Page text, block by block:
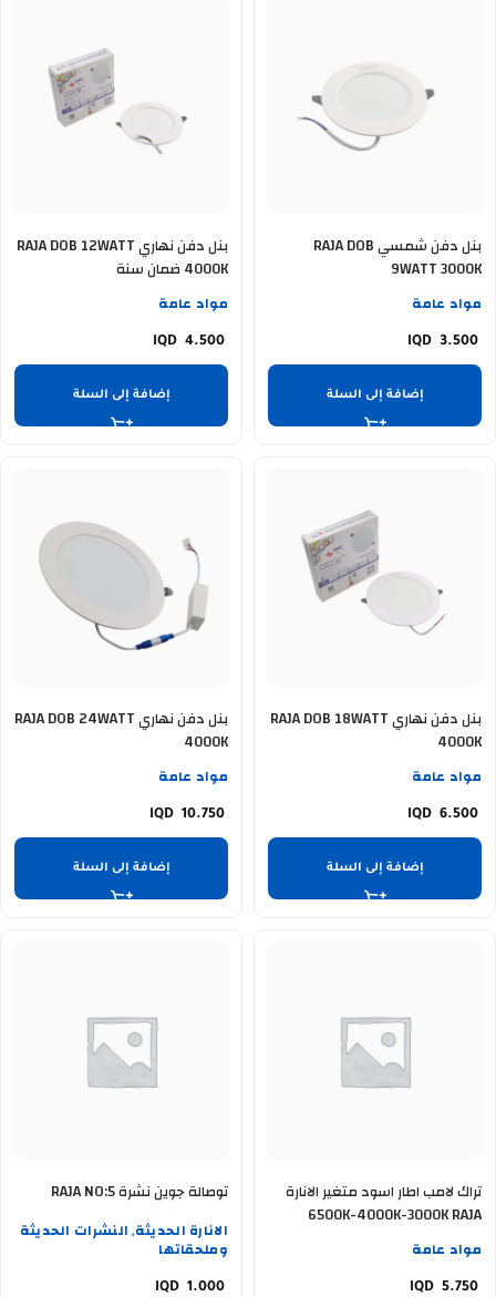
بنل دفن شمسي RAJA DOB
9WATT 3000K
مواد عامة
3.500
إضافة إلى السلة
بنل دفن نهاري RAJA DOB 12WATT
4000K ضمان سنة
مواد عامة
4.500
إضافة إلى السلة
بنل دفن نهاري RAJA DOB 18WATT
4000K
مواد عامة
6.500
إضافة إلى السلة
بنل دفن نهاري RAJA DOB 24WATT
4000K
مواد عامة
10.750
إضافة إلى السلة
تراك لامب اطار اسود متغير الانارة
6500K-4000K-3000K RAJA
مواد عامة
5.750
توصالة جوين نشرة RAJA NO:5
الانارة الحديثة, النشرات الحديثة
وملحقاتها
1.000